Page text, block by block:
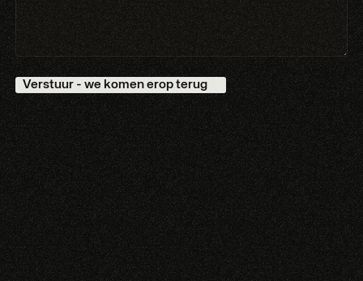
Verstuur - we komen erop terug